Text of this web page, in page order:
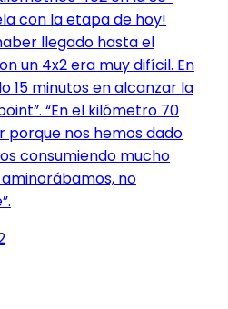
con la etapa de hoy!
llegado hasta el
un 4x2 era muy difícil. En
15 minutos en alcanzar la
“En el kilómetro 70
porque nos hemos dado
consumiendo mucho
no